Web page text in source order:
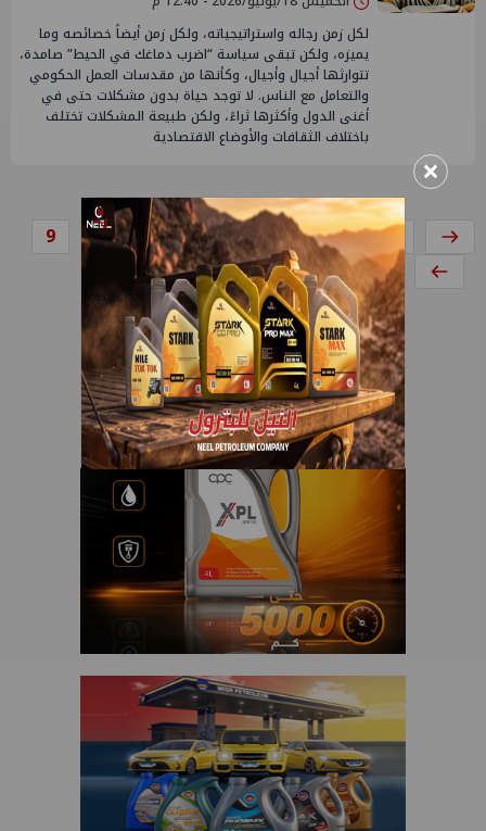
لكل زمن رجاله واستراتيجياته، ولكل زمن أيضاً خصائصه وما
يميزه، ولكن تبقى سياسة “اضرب دماغك في الحيط” صامدة،
تتوارثها أجيال وأجيال، وكأنها من مقدسات العمل الحكومي
والتعامل مع الناس. لا توجد حياة بدون مشكلات حتى في
أغنى الدول وأكثرها ثراءً، ولكن طبيعة المشكلات تختلف
باختلاف الثقافات والأوضاع الاقتصادية
...
3
4
5
6
7
8
9
×